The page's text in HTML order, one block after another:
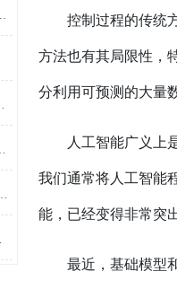
控制过程的传统
方法也有其局限性，
分利用可预测的大量
人工智能广义上
我们通常将人工智能
能，已经变得非常突
最近，基础模型